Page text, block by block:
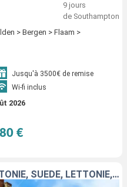
9 jours
de Southampton
> Bergen > Flaam >
Jusqu'à 3500€ de remise
Wi-fi inclus
2026
€
ROYAUME-UNI, NORVÈGE, ESTONIE, SUÈDE, LETTONIE, DANEMARK